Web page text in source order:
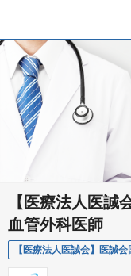
【医療法人医誠
血管外科医師